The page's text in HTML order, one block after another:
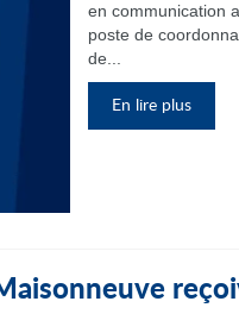
en communication
poste de
de...
En lire plus